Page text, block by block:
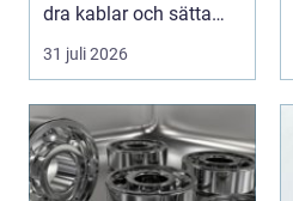
dra kablar och sätta
upp uttag. I
Stockholms s...
31 juli 2026